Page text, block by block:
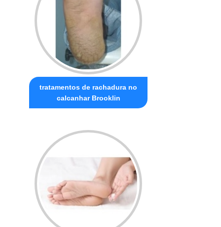
tratamentos de rachadura no
calcanhar Brooklin